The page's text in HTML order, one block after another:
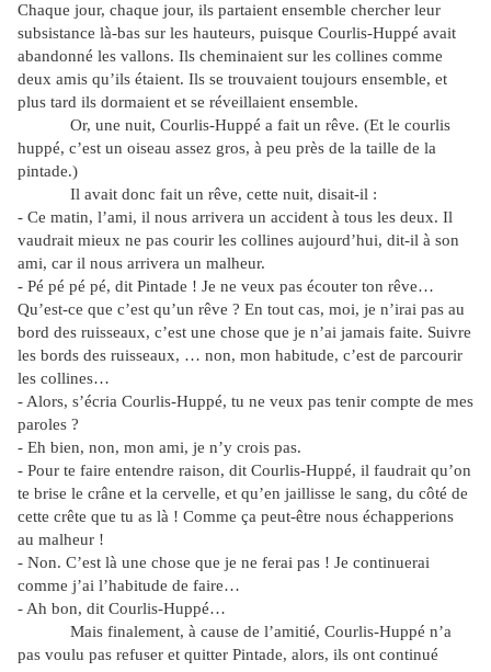
Chaque jour, chaque jour, ils partaient ensemble chercher leur
subsistance là-bas sur les hauteurs, puisque Courlis-Huppé avait
abandonné les vallons. Ils cheminaient sur les collines comme
deux amis qu’ils étaient. Ils se trouvaient toujours ensemble, et
plus tard ils dormaient et se réveillaient ensemble.
Or, une nuit, Courlis-Huppé a fait un rêve. (Et le courlis
huppé, c’est un oiseau assez gros, à peu près de la taille de la
pintade.)
Il avait donc fait un rêve, cette nuit, disait-il :
- Ce matin, l’ami, il nous arrivera un accident à tous les deux. Il
vaudrait mieux ne pas courir les collines aujourd’hui, dit-il à son
ami, car il nous arrivera un malheur.
- Pé pé pé pé, dit Pintade ! Je ne veux pas écouter ton rêve…
Qu’est-ce que c’est qu’un rêve ? En tout cas, moi, je n’irai pas au
bord des ruisseaux, c’est une chose que je n’ai jamais faite. Suivre
les bords des ruisseaux, … non, mon habitude, c’est de parcourir
les collines…
- Alors, s’écria Courlis-Huppé, tu ne veux pas tenir compte de mes
paroles ?
- Eh bien, non, mon ami, je n’y crois pas.
- Pour te faire entendre raison, dit Courlis-Huppé, il faudrait qu’on
te brise le crâne et la cervelle, et qu’en jaillisse le sang, du côté de
cette crête que tu as là ! Comme ça peut-être nous échapperions
au malheur !
- Non. C’est là une chose que je ne ferai pas ! Je continuerai
comme j’ai l’habitude de faire…
- Ah bon, dit Courlis-Huppé…
Mais finalement, à cause de l’amitié, Courlis-Huppé n’a
pas voulu pas refuser et quitter Pintade, alors, ils ont continué